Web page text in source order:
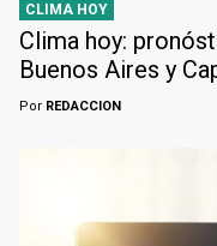
CLIMA HOY
Clima hoy:
Buenos Aires y
Por REDACCION